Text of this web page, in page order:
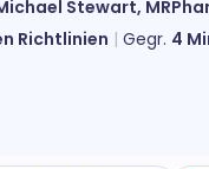
Stewart,
Richtlinien Gegr. 4